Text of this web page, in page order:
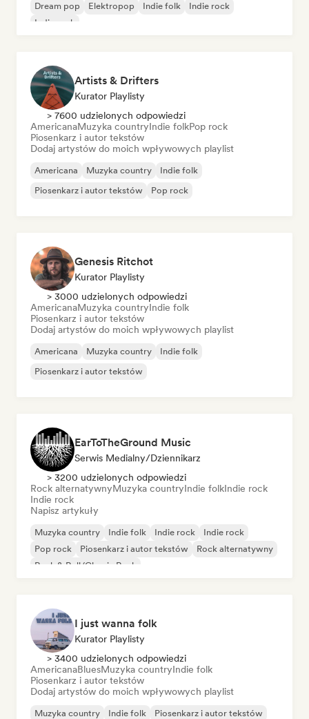
Dream pop
Elektropop Indie folk
Indie rock
Indie rock
Artists & Drifters
Kurator Playlisty
> 7600 udzielonych odpowiedzi
AmericanaMuzyka countryIndie folkPop rock
Piosenkarz i autor tekstów
Dodaj artystów do moich wpływowych playlist
Americana Muzyka country
Indie folk
Piosenkarz i autor tekstów
Pop rock
Genesis Ritchot
Kurator Playlisty
> 3000 udzielonych odpowiedzi
AmericanaMuzyka countryIndie folk
Piosenkarz i autor tekstów
Dodaj artystów do moich wpływowych playlist
Americana Muzyka country
Indie folk
Piosenkarz i autor tekstów
EarToTheGround Music
Serwis Medialny/Dziennikarz
> 3200 udzielonych odpowiedzi
Rock alternatywnyMuzyka countryIndie folkIndie rock
Indie rock
Napisz artykuły
Muzyka country Indie folk Indie rock
Indie rock
Pop rock
Piosenkarz i autor tekstów
Rock alternatywny
Rock & Roll/Classic Rock
I just wanna folk
Kurator Playlisty
> 3400 udzielonych odpowiedzi
AmericanaBluesMuzyka countryIndie folk
Piosenkarz i autor tekstów
Dodaj artystów do moich wpływowych playlist
Muzyka country Indie folk
Piosenkarz i autor tekstów